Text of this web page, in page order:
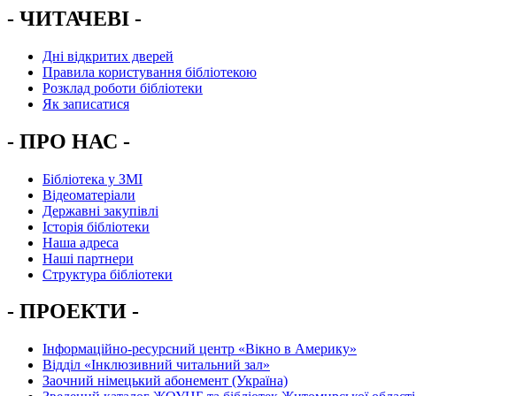
- ЧИТАЧЕВІ -
Дні відкритих дверей
Правила користування бібліотекою
Розклад роботи бібліотеки
Як записатися
- ПРО НАС -
Бібліотека у ЗМІ
Відеоматеріали
Державні закупівлі
Історія бібліотеки
Наша адреса
Наші партнери
Структура бібліотеки
- ПРОЕКТИ -
Інформаційно-ресурсний центр «Вікно в Америку»
Вiддiл «Інклюзивний читальний зал»
Заочний німецький абонемент (Україна)